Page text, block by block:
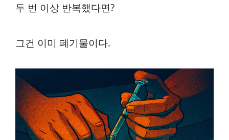
두 번 이상 반복했다면?
그건 이미 폐기물이다.